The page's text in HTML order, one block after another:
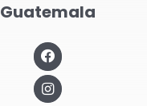
Guatemala